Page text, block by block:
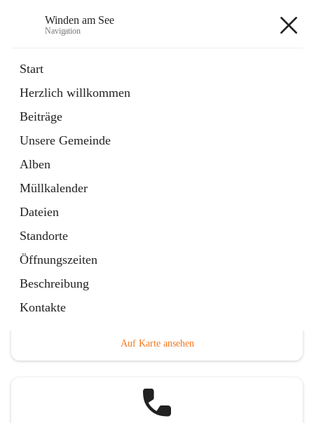
Winden am See
Navigation
Start
Herzlich willkommen
Beiträge
Unsere Gemeinde
Alben
Müllkalender
Dateien
Standorte
Öffnungszeiten
Beschreibung
Kontakte
Externe Webseite
in
Tab
Bebauungsplan
öffnet
in
neuem
Tab
Auf Karte ansehen